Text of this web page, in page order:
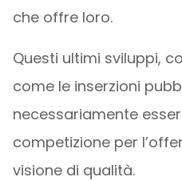
che offre loro.
Questi ultimi sviluppi,
come le inserzioni
necessariamente
competizione per
visione di qualità.